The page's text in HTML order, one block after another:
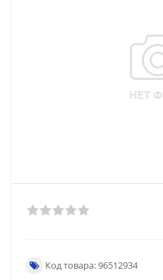
Код товара: 96512934